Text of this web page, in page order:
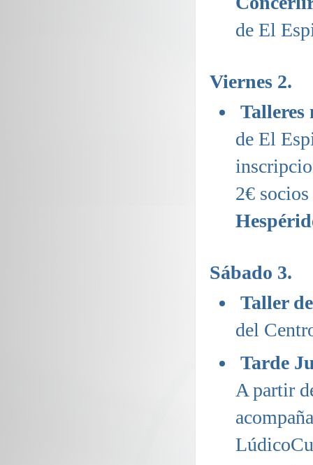
de El
Viernes 2.
Talleres
de El
2€
Sábado 3.
Taller
del
Tarde
A partir